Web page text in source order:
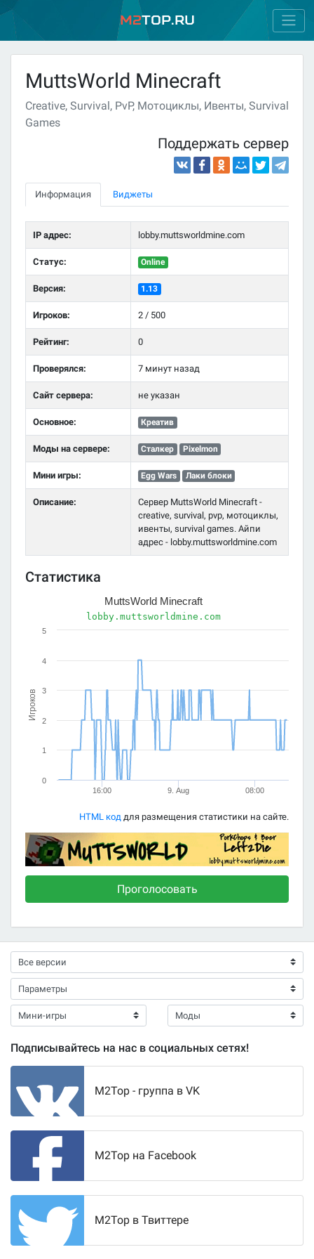
M2Top.ru
MuttsWorld Minecraft
Creative, Survival, PvP, Мотоциклы, Ивенты, Survival
Games
Поддержать сервер
Информация Виджеты
IP адрес: lobby.muttsworldmine.com
Статус: Online
Версия: 1.13
Игроков: 2 / 500
Рейтинг: 0
Проверялся: 7 минут назад
Сайт сервера: не указан
Основное: Креатив
Моды на сервере: Сталкер Pixelmon
Мини игры: Egg Wars Лаки блоки
Описание:
Сервер MuttsWorld Minecraft -
creative, survival, pvp, мотоциклы,
ивенты, survival games. Айпи
адрес - lobby.muttsworldmine.com
Статистика
Игроков
MuttsWorld Minecraft
lobby.muttsworldmine.com
9. Aug
16:00 08:00
0
1
2
3
4
5
HTML код для размещения статистики на сайте.
Проголосовать
Подписывайтесь на нас в социальных сетях!
M2Top - группа в VK
M2Top на Facebook
M2Top в Твиттере